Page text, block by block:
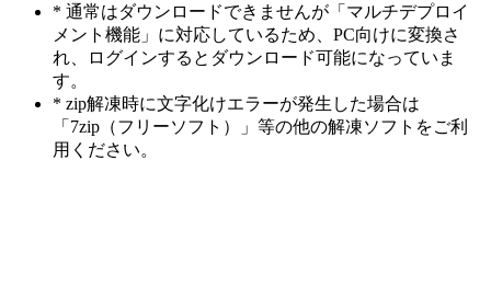
* 通常はダウンロードできませんが「マルチデプロイ
メント機能」に対応しているため、PC向けに変換さ
れ、ログインするとダウンロード可能になっていま
す。
* zip解凍時に文字化けエラーが発生した場合は
「7zip（フリーソフト）」等の他の解凍ソフトをご利
用ください。